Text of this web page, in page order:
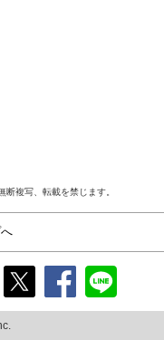
複写、転載を禁じます。